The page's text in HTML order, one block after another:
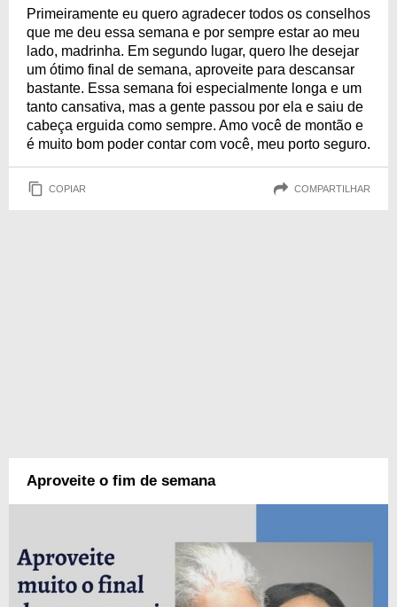
Primeiramente eu quero agradecer todos os conselhos
que me deu essa semana e por sempre estar ao meu
lado, madrinha. Em segundo lugar, quero lhe desejar
um ótimo final de semana, aproveite para descansar
bastante. Essa semana foi especialmente longa e um
tanto cansativa, mas a gente passou por ela e saiu de
cabeça erguida como sempre. Amo você de montão e
é muito bom poder contar com você, meu porto seguro.
COPIAR COMPARTILHAR
Aproveite o fim de semana